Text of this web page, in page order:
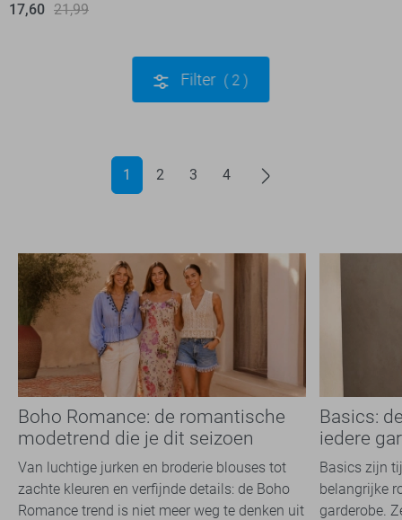
17,60 21,99
Filter 2
1 2 3 4
Boho Romance: de romantische
modetrend die je dit seizoen
overal ziet
Van luchtige jurken en broderie blouses tot
zachte kleuren en verfijnde details: de Boho
Romance trend is niet meer weg te denken uit
Basics:
iedere
Basics zijn
belangrijke
garderobe.